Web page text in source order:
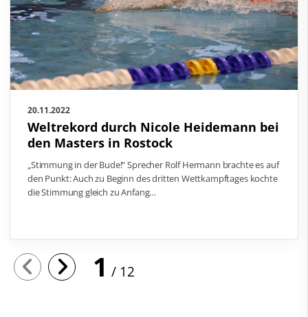
20.11.2022
Weltrekord durch Nicole Heidemann bei
den Masters in Rostock
„Stimmung in der Bude!“ Sprecher Rolf Hermann brachte es auf
den Punkt: Auch zu Beginn des dritten Wettkampftages kochte
die Stimmung gleich zu Anfang…
1 12